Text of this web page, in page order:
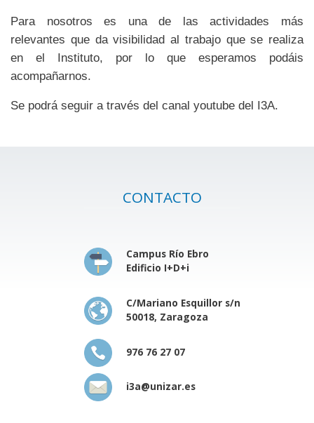
Para nosotros es una de las actividades más
relevantes que da visibilidad al trabajo que se realiza
en el Instituto, por lo que esperamos podáis
acompañarnos.
Se podrá seguir a través del canal youtube del I3A.
CONTACTO
Campus Río Ebro
Edificio I+D+i
C/Mariano Esquillor s/n
50018, Zaragoza
976 76 27 07
i3a@unizar.es